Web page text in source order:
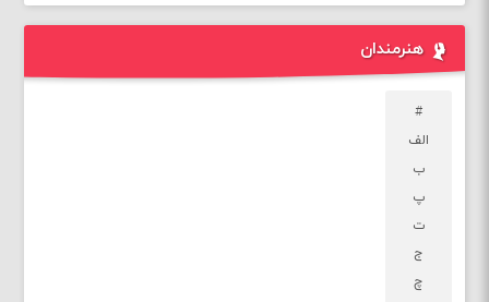
هنرمندان
#
الف
ب
پ
ت
ج
چ